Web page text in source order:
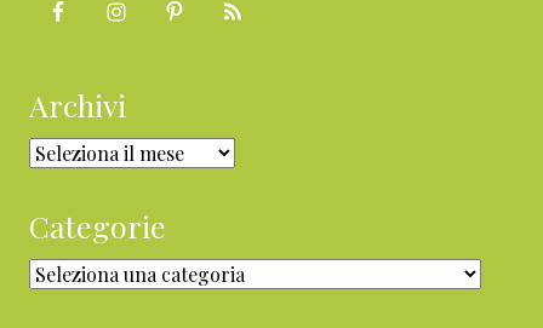
Archivi
Archivi
Categorie
Categorie